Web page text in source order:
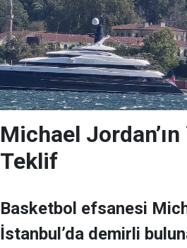
Michael
Teklif
Basketbol efsanesi
İstanbul’da demirli